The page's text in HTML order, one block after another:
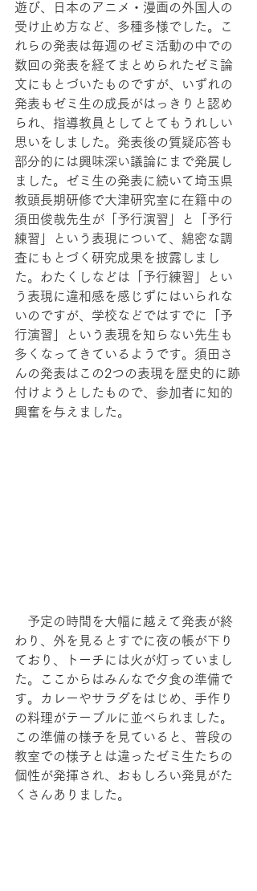
遊び、日本のアニメ・漫画の外国人の
受け止め方など、多種多様でした。こ
れらの発表は毎週のゼミ活動の中での
数回の発表を経てまとめられたゼミ論
文にもとづいたものですが、いずれの
発表もゼミ生の成長がはっきりと認め
られ、指導教員としてとてもうれしい
思いをしました。発表後の質疑応答も
部分的には興味深い議論にまで発展し
ました。ゼミ生の発表に続いて埼玉県
教頭長期研修で大津研究室に在籍中の
須田俊哉先生が「予行演習」と「予行
練習」という表現について、綿密な調
査にもとづく研究成果を披露しまし
た。わたくしなどは「予行練習」とい
う表現に違和感を感じずにはいられな
いのですが、学校などではすでに「予
行演習」という表現を知らない先生も
多くなってきているようです。須田さ
んの発表はこの2つの表現を歴史的に跡
付けようとしたもので、参加者に知的
興奮を与えました。
予定の時間を大幅に越えて発表が終
わり、外を見るとすでに夜の帳が下り
ており、トーチには火が灯っていまし
た。ここからはみんなで夕食の準備で
す。カレーやサラダをはじめ、手作り
の料理がテーブルに並べられました。
この準備の様子を見ていると、普段の
教室での様子とは違ったゼミ生たちの
個性が発揮され、おもしろい発見がた
くさんありました。